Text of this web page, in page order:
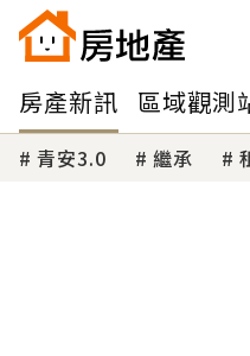
房產新訊 區域觀測
青安3.0 繼承